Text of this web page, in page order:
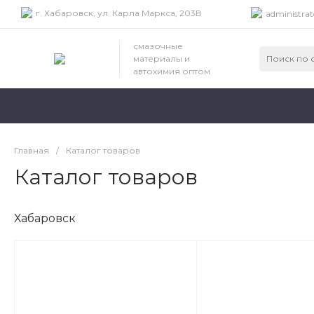
г. Хабаровск, ул. Карла Маркса, 203В
смазочные
материалы и
автохимия оптом
Главная / Каталог товаров
Каталог товаров
Хабаровск